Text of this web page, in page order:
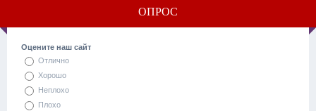
ОПРОС
Оцените наш сайт
Отлично
Хорошо
Неплохо
Плохо